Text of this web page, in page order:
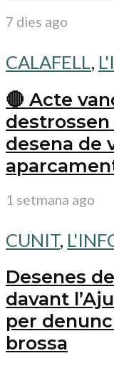
7 dies ago
CALAFELL,
🔴 Acte
destrossen
desena de
1 setmana ago
CUNIT,
Desenes
davant
per
brossa